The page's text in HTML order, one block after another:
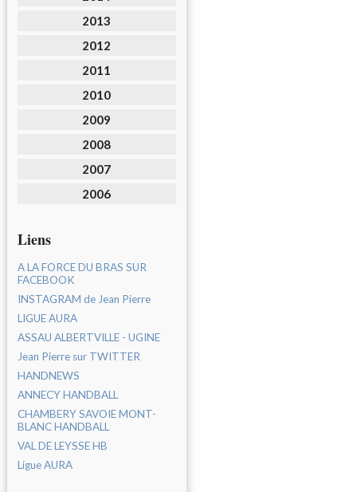
2013
2012
2011
2010
2009
2008
2007
2006
Liens
A LA FORCE DU BRAS SUR
FACEBOOK
INSTAGRAM de Jean Pierre
LIGUE AURA
ASSAU ALBERTVILLE - UGINE
Jean Pierre sur TWITTER
HANDNEWS
ANNECY HANDBALL
CHAMBERY SAVOIE MONT-
BLANC HANDBALL
VAL DE LEYSSE HB
Ligue AURA